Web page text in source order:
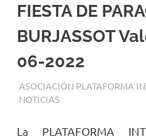
FIESTA DE
BURJASSOT
06-2022
26 JUNIO, 2022
ASOCIACIÓN PLATAFORMA
NOTICIAS
La PLATAFORMA